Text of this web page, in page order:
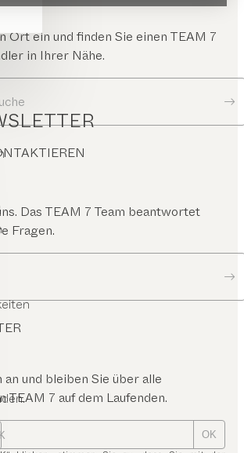
Ort ein und finden Sie einen TEAM 7
in Ihrer Nähe.
Das TEAM 7 Team beantwortet
Fragen.
an und bleiben Sie über alle
TEAM 7 auf dem Laufenden.
OK